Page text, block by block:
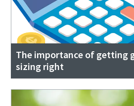
The importance of getting
sizing right